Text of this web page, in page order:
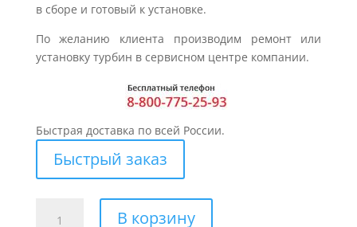
в сборе и готовый к установке.
По желанию клиента производим ремонт или
установку турбин в сервисном центре компании.
Быстрая доставка по всей России.
Быстрый заказ
В корзину